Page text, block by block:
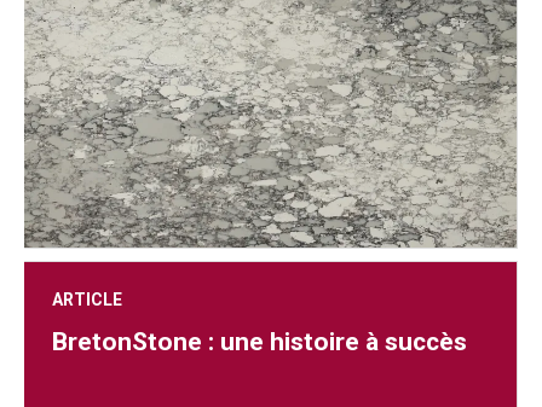
ARTICLE
BretonStone : une histoire à succès